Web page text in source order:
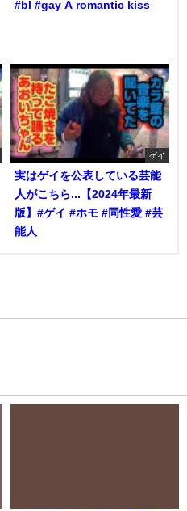
#bl #gay A romantic kiss
ゲイ
実はゲイを公表している芸能
人がこちら...【2024年最新
版】#ゲイ #ホモ #同性愛 #芸
能人